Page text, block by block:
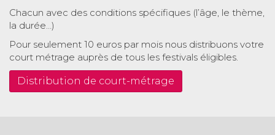
Chacun avec des conditions spécifiques (l’âge, le thème,
la durée…)
Pour seulement 10 euros par mois nous distribuons votre
court métrage auprès de tous les festivals éligibles.
Distribution de court-métrage